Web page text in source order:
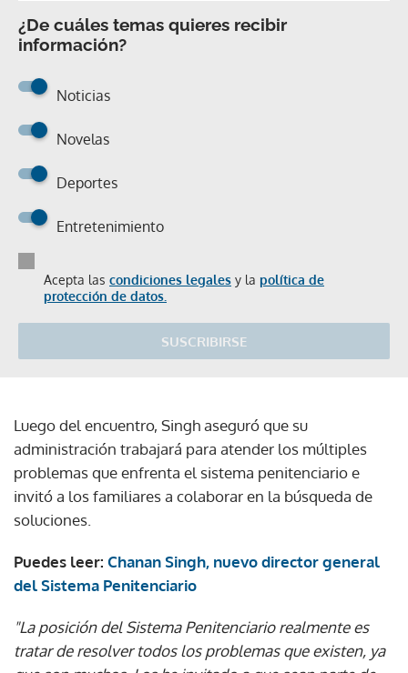
¿De cuáles temas quieres recibir
información?
Noticias
Novelas
Deportes
Entretenimiento
Acepta las condiciones legales y la política de
protección de datos.
SUSCRIBIRSE
Luego del encuentro, Singh aseguró que su
administración trabajará para atender los múltiples
problemas que enfrenta el sistema penitenciario e
invitó a los familiares a colaborar en la búsqueda de
soluciones.
Puedes leer: Chanan Singh, nuevo director general
del Sistema Penitenciario
"La posición del Sistema Penitenciario realmente es
tratar de resolver todos los problemas que existen, ya